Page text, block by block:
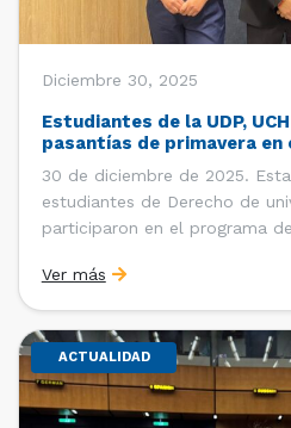
Diciembre 30, 2025
Estudiantes de la UDP,
pasantías de primavera en
30 de diciembre de 2025.
estudiantes de Derecho de
participaron en el programa
de Santiago (CCS). Entre el 3
diciembre realizaron su
Ver más
ACTUALIDAD